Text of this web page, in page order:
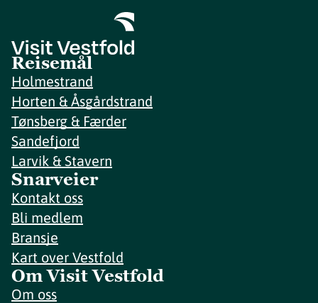
Reisemål
Holmestrand
Horten & Åsgårdstrand
Tønsberg & Færder
Sandefjord
Larvik & Stavern
Snarveier
Kontakt oss
Bli medlem
Bransje
Kart over Vestfold
Om Visit Vestfold
Om oss